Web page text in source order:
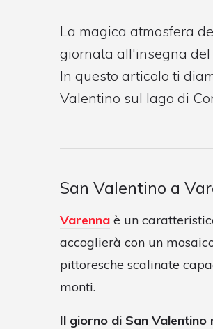
La magica atmosfera
giornata all'insegna del
In questo articolo ti
Valentino sul lago di
San Valentino a
Varenna è un
accoglierà con un
pittoresche scalinate
monti.
Il giorno di San